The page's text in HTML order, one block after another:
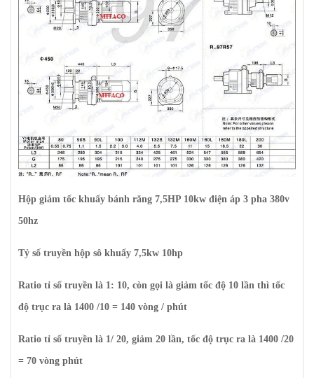
Hộp giảm tốc khuấy bánh răng 7,5HP 10kw điện áp 3 pha 380v
50hz
Tỷ số truyền hộp sô khuấy 7,5kw 10hp
Ratio tỉ số truyền là 1: 10, còn gọi là giảm tốc độ 10 lần thì tốc
độ trục ra là 1400 /10 = 140 vòng / phút
Ratio tỉ số truyền là 1/ 20, giảm 20 lần, tốc độ trục ra là 1400 /20
= 70 vòng phút